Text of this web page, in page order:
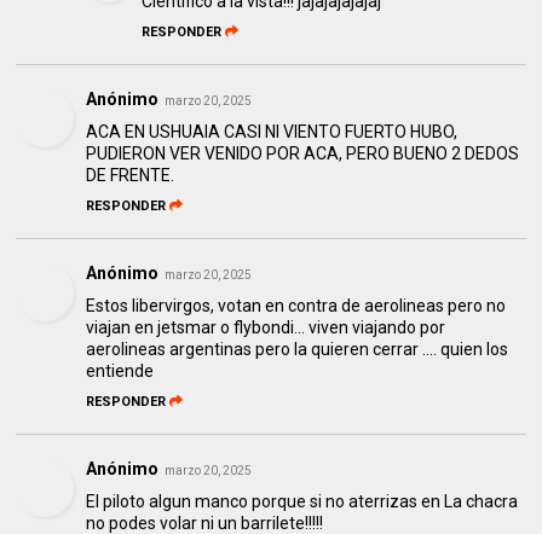
RESPONDER
Anónimo marzo 20, 2025
ACA EN USHUAIA CASI NI VIENTO FUERTO HUBO,
PUDIERON VER VENIDO POR ACA, PERO BUENO 2 DEDOS
DE FRENTE.
RESPONDER
Anónimo marzo 20, 2025
Estos libervirgos, votan en contra de aerolineas pero no
viajan en jetsmar o flybondi... viven viajando por
aerolineas argentinas pero la quieren cerrar .... quien los
entiende
RESPONDER
Anónimo marzo 20, 2025
El piloto algun manco porque si no aterrizas en La chacra
no podes volar ni un barrilete!!!!!